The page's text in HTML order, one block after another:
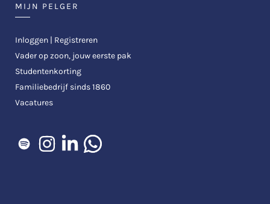
MIJN PELGER
Inloggen | Registreren
Vader op zoon, jouw eerste pak
Studentenkorting
Familiebedrijf sinds 1860
Vacatures